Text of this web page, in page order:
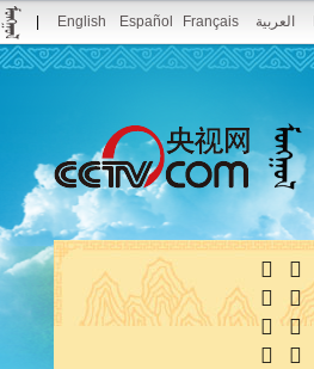
English Español Français العربية
